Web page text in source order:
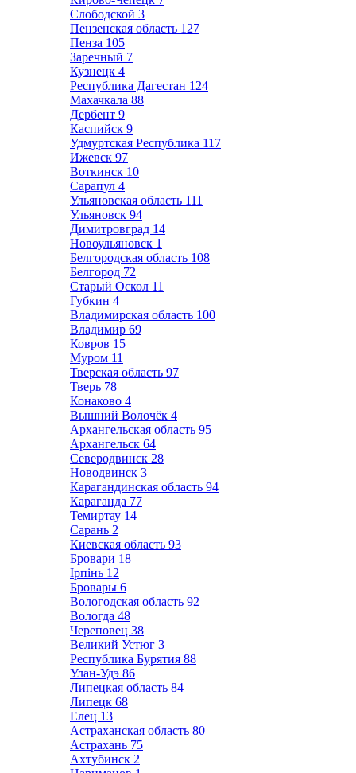
Слободской 3
Пензенская область 127
Пенза 105
Заречный 7
Кузнецк 4
Республика Дагестан 124
Махачкала 88
Дербент 9
Каспийск 9
Удмуртская Республика 117
Ижевск 97
Воткинск 10
Сарапул 4
Ульяновская область 111
Ульяновск 94
Димитровград 14
Новоульяновск 1
Белгородская область 108
Белгород 72
Старый Оскол 11
Губкин 4
Владимирская область 100
Владимир 69
Ковров 15
Муром 11
Тверская область 97
Тверь 78
Конаково 4
Вышний Волочёк 4
Архангельская область 95
Архангельск 64
Северодвинск 28
Новодвинск 3
Карагандинская область 94
Караганда 77
Темиртау 14
Сарань 2
Киевская область 93
Бровари 18
Ірпінь 12
Бровары 6
Вологодская область 92
Вологда 48
Череповец 38
Великий Устюг 3
Республика Бурятия 88
Улан-Удэ 86
Липецкая область 84
Липецк 68
Елец 13
Астраханская область 80
Астрахань 75
Ахтубинск 2